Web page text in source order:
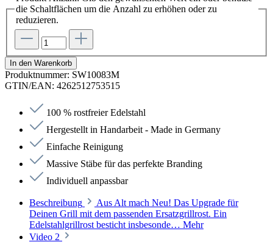
die Schaltflächen um die Anzahl zu erhöhen oder zu
reduzieren.
In den Warenkorb
Produktnummer: SW10083M
GTIN/EAN: 4262512753515
100 % rostfreier Edelstahl
Hergestellt in Handarbeit - Made in Germany
Einfache Reinigung
Massive Stäbe für das perfekte Branding
Individuell anpassbar
Beschreibung
Aus Alt mach Neu! Das Upgrade für
Deinen Grill mit dem passenden Ersatzgrillrost. Ein
Edelstahlgrillrost besticht insbesonde… Mehr
Video 2